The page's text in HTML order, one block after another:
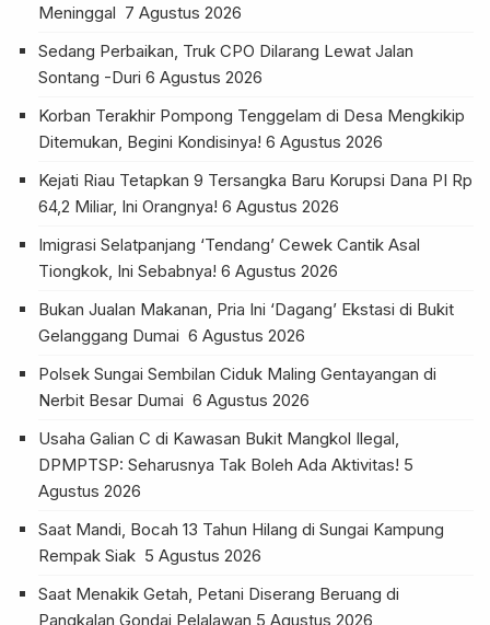
Meninggal 7 Agustus 2026
Sedang Perbaikan, Truk CPO Dilarang Lewat Jalan
Sontang -Duri 6 Agustus 2026
Korban Terakhir Pompong Tenggelam di Desa Mengkikip
Ditemukan, Begini Kondisinya! 6 Agustus 2026
Kejati Riau Tetapkan 9 Tersangka Baru Korupsi Dana PI Rp
64,2 Miliar, Ini Orangnya! 6 Agustus 2026
Imigrasi Selatpanjang ‘Tendang’ Cewek Cantik Asal
Tiongkok, Ini Sebabnya! 6 Agustus 2026
Bukan Jualan Makanan, Pria Ini ‘Dagang’ Ekstasi di Bukit
Gelanggang Dumai 6 Agustus 2026
Polsek Sungai Sembilan Ciduk Maling Gentayangan di
Nerbit Besar Dumai 6 Agustus 2026
Usaha Galian C di Kawasan Bukit Mangkol Ilegal,
DPMPTSP: Seharusnya Tak Boleh Ada Aktivitas! 5
Agustus 2026
Saat Mandi, Bocah 13 Tahun Hilang di Sungai Kampung
Rempak Siak 5 Agustus 2026
Saat Menakik Getah, Petani Diserang Beruang di
Pangkalan Gondai Pelalawan 5 Agustus 2026